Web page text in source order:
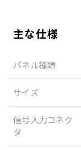
主な仕様
パネル種類
サイズ
信号入力コネク
タ